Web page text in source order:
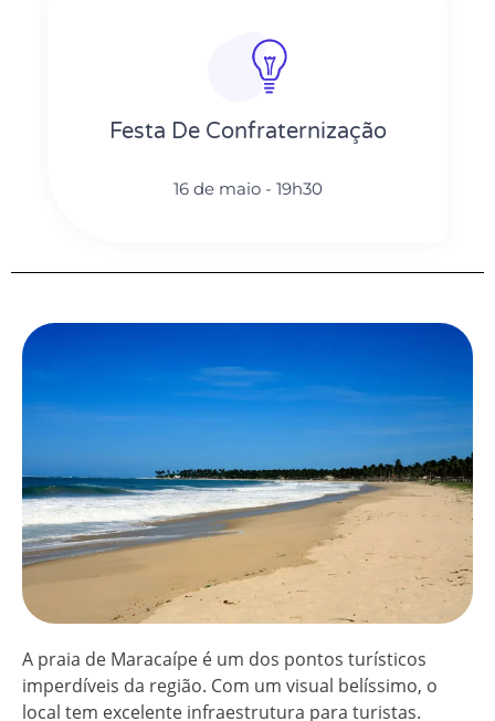
Festa De Confraternização
16 de maio - 19h30
A praia de Maracaípe é um dos pontos turísticos
imperdíveis da região. Com um visual belíssimo, o
local tem excelente infraestrutura para turistas.